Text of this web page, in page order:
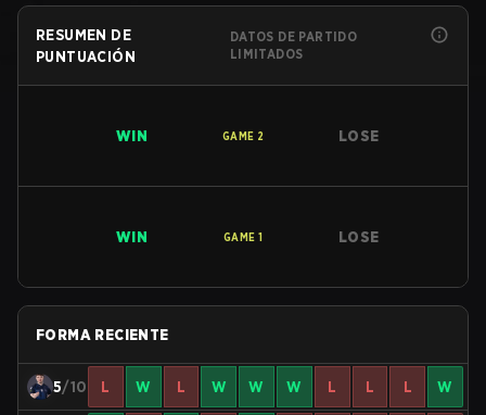
RESUMEN DE
PUNTUACIÓN
DATOS DE PARTIDO
LIMITADOS
WIN GAME 2 LOSE
WIN GAME 1 LOSE
FORMA RECIENTE
5/10 L W L W W W L L L W